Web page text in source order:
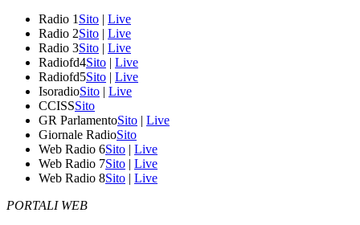
Radio 1 Sito | Live
Radio 2Sito | Live
Radio 3Sito | Live
Radiofd4Sito | Live
Radiofd5Sito | Live
IsoradioSito | Live
CCISSSito
GR ParlamentoSito | Live
Giornale RadioSito
Web Radio 6Sito | Live
Web Radio 7Sito | Live
Web Radio 8Sito | Live
PORTALI WEB